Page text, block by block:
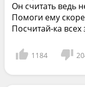
Он считать ведь
Помоги ему
Посчитай-ка всех
1184